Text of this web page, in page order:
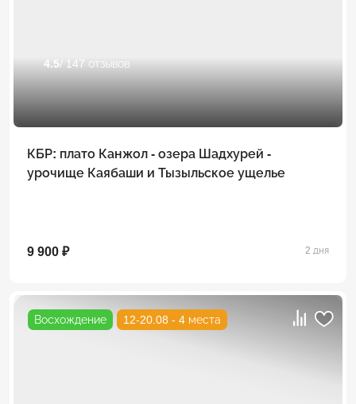
4.5/ 147 отзывов
КБР: плато Канжол - озера Шадхурей -
урочище Каябаши и Тызыльское ущелье
9 900 ₽ 2 дня
Восхождение 12-20.08 - 4 места